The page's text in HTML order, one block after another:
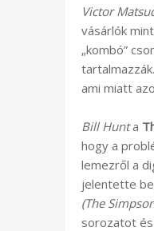
Victor
vásárlók
„kombó”
tartalmazzák.
ami miatt
Bill Hunta
hogy a
lemezről a
jelentette
(The
sorozatot